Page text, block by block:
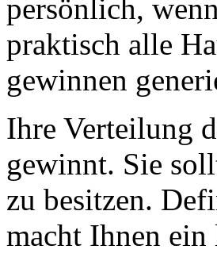
persönlich,
praktisch alle
gewinnen
Ihre Verteilung
gewinnt. Sie
zu besitzen.
macht Ihnen